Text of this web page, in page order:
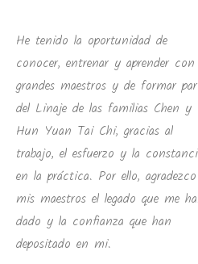
He tenido la oportunidad de
conocer, entrenar y aprender con
grandes maestros y de formar
del Linaje de las familias Chen y
Hun Yuan Tai Chi, gracias al
trabajo, el esfuerzo y la
en la práctica. Por ello,
mis maestros el legado que me
dado y la confianza que han
depositado en mi.